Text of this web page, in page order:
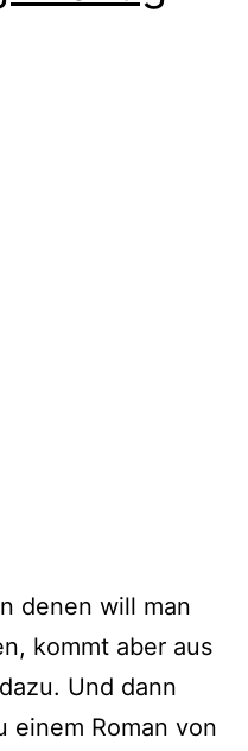
denen will man
kommt aber aus
Und dann
einem Roman von